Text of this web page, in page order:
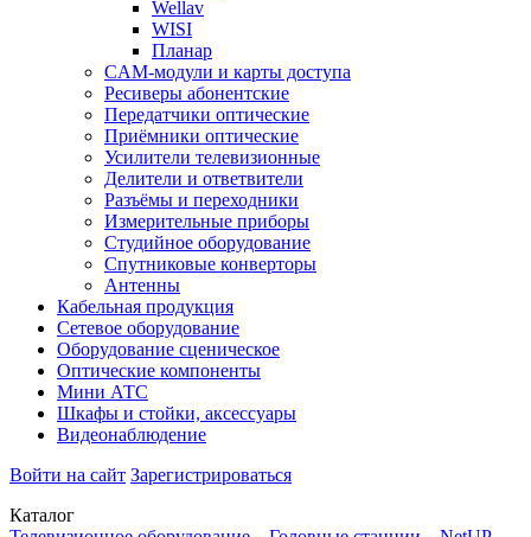
Wellav
WISI
Планар
CAM-модули и карты доступа
Ресиверы абонентские
Передатчики оптические
Приёмники оптические
Усилители телевизионные
Делители и ответвители
Разъёмы и переходники
Измерительные приборы
Студийное оборудование
Спутниковые конверторы
Антенны
Кабельная продукция
Сетевое оборудование
Оборудование сценическое
Оптические компоненты
Мини АТС
Шкафы и стойки, аксессуары
Видеонаблюдение
Войти на сайт Зарегистрироваться
Каталог